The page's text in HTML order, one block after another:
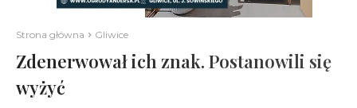
Strona główna Gliwice
Zdenerwował ich znak. Postanowili się
wyżyć